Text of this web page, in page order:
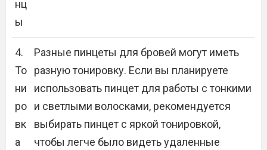
нц
ы
4.
То
ни
ро
вк
а
Разные пинцеты для бровей могут иметь
разную тонировку. Если вы планируете
использовать пинцет для работы с тонкими
и светлыми волосками, рекомендуется
выбирать пинцет с яркой тонировкой,
чтобы легче было видеть удаленные